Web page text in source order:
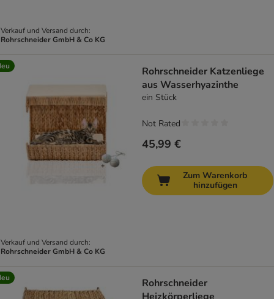
Verkauf und Versand durch:
Rohrschneider GmbH & Co KG
Verkauf und Versand durch:
Rohrschneider GmbH & Co KG
Rohrschneider Katzenliege
aus Wasserhyazinthe
ein Stück
45,99 €
Not Rated
Zum Warenkorb
hinzufügen
Rohrschneider